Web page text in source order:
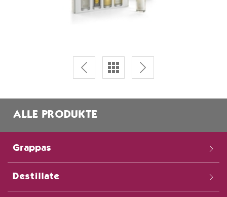
ALLE PRODUKTE
Grappas
Destillate